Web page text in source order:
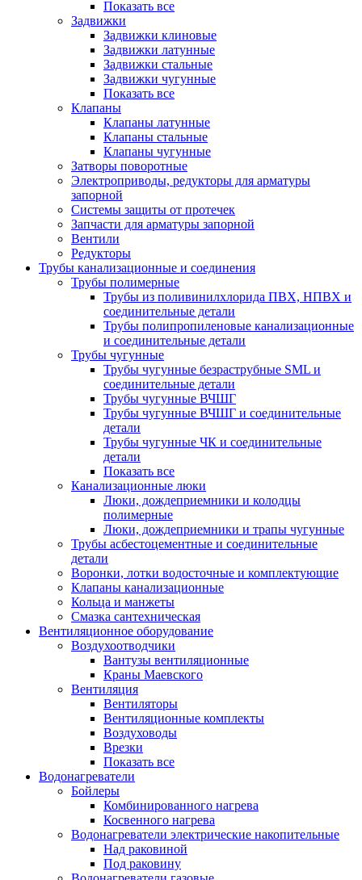
Показать все
Задвижки
Задвижки клиновые
Задвижки латунные
Задвижки стальные
Задвижки чугунные
Показать все
Клапаны
Клапаны латунные
Клапаны стальные
Клапаны чугунные
Затворы поворотные
Электроприводы, редукторы для арматуры
запорной
Системы защиты от протечек
Запчасти для арматуры запорной
Вентили
Редукторы
Трубы канализационные и соединения
Трубы полимерные
Трубы из поливинилхлорида ПВХ, НПВХ и
соединительные детали
Трубы полипропиленовые канализационные
и соединительные детали
Трубы чугунные
Трубы чугунные безраструбные SML и
соединительные детали
Трубы чугунные ВЧШГ
Трубы чугунные ВЧШГ и соединительные
детали
Трубы чугунные ЧК и соединительные
детали
Показать все
Канализационные люки
Люки, дождеприемники и колодцы
полимерные
Люки, дождеприемники и трапы чугунные
Трубы асбестоцементные и соединительные
детали
Воронки, лотки водосточные и комплектующие
Клапаны канализационные
Кольца и манжеты
Смазка сантехническая
Вентиляционное оборудование
Воздухоотводчики
Вантузы вентиляционные
Краны Маевского
Вентиляция
Вентиляторы
Вентиляционные комплекты
Воздуховоды
Врезки
Показать все
Водонагреватели
Бойлеры
Комбинированного нагрева
Косвенного нагрева
Водонагреватели электрические накопительные
Над раковиной
Под раковину